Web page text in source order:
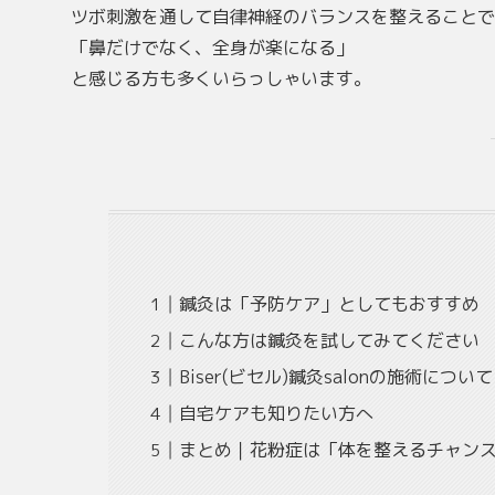
ツボ刺激を通して自律神経のバランスを整えることで
「鼻だけでなく、全身が楽になる」
と感じる方も多くいらっしゃいます。
鍼灸は「予防ケア」としてもおすすめ
こんな方は鍼灸を試してみてください
Biser(ビセル)鍼灸salonの施術について
自宅ケアも知りたい方へ
まとめ｜花粉症は「体を整えるチャンス